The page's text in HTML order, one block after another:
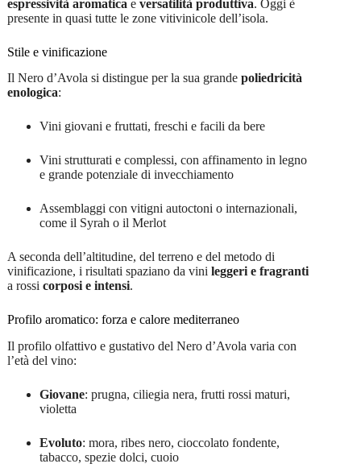
espressività aromatica e versatilità produttiva. Oggi è
presente in quasi tutte le zone vitivinicole dell’isola.
Stile e vinificazione
Il Nero d’Avola si distingue per la sua grande poliedricità
enologica:
Vini giovani e fruttati, freschi e facili da bere
Vini strutturati e complessi, con affinamento in legno
e grande potenziale di invecchiamento
Assemblaggi con vitigni autoctoni o internazionali,
come il Syrah o il Merlot
A seconda dell’altitudine, del terreno e del metodo di
vinificazione, i risultati spaziano da vini leggeri e fragranti
a rossi corposi e intensi.
Profilo aromatico: forza e calore mediterraneo
Il profilo olfattivo e gustativo del Nero d’Avola varia con
l’età del vino:
Giovane: prugna, ciliegia nera, frutti rossi maturi,
violetta
Evoluto: mora, ribes nero, cioccolato fondente,
tabacco, spezie dolci, cuoio